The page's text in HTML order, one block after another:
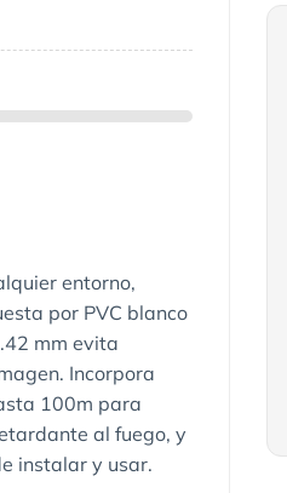
entorno,
por PVC blanco
mm evita
Incorpora
100m para
al fuego, y
instalar y usar.